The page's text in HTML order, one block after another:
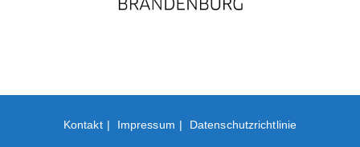
Kontakt Impressum Datenschutzrichtlinie